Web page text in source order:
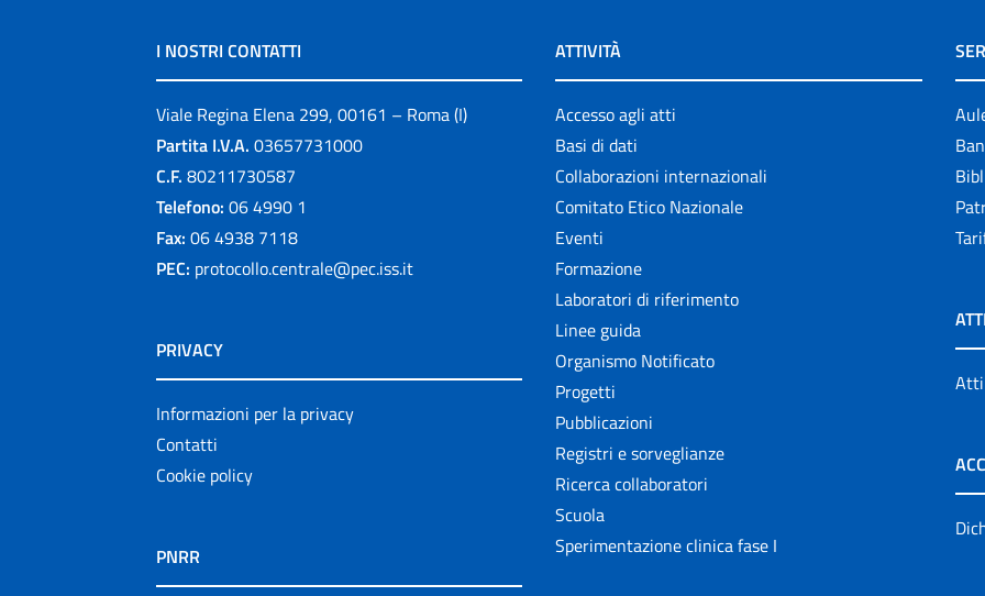
I NOSTRI CONTATTI
Viale Regina Elena 299, 00161 – Roma (I)
Partita I.V.A. 03657731000
C.F. 80211730587
Telefono: 06 4990 1
Fax: 06 4938 7118
PEC: protocollo.centrale@pec.iss.it
PRIVACY
Informazioni per la privacy
Contatti
Cookie policy
PNRR
ATTIVITÀ
Accesso agli atti
Basi di dati
Collaborazioni internazionali
Comitato Etico Nazionale
Eventi
Formazione
Laboratori di riferimento
Linee guida
Organismo Notificato
Progetti
Pubblicazioni
Registri e sorveglianze
Ricerca collaboratori
Scuola
Sperimentazione clinica fase I
Atti